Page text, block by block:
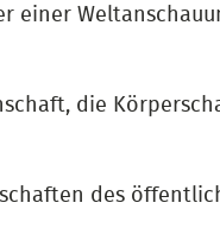
einer
die
des